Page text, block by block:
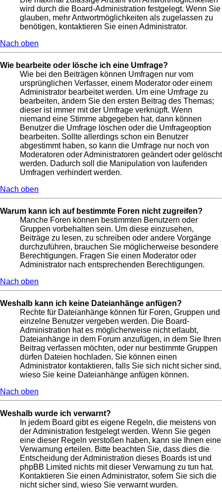
wird durch die Board-Administration festgelegt. Wenn Sie
glauben, mehr Antwortmöglichkeiten als zugelassen zu
benötigen, kontaktieren Sie einen Administrator.
Nach oben
Wie bearbeite oder lösche ich eine Umfrage?
Wie bei den Beiträgen können Umfragen nur vom
ursprünglichen Verfasser, einem Moderator oder einem
Administrator bearbeitet werden. Um eine Umfrage zu
bearbeiten, ändern Sie den ersten Beitrag des Themas;
dieser ist immer mit der Umfrage verknüpft. Wenn
niemand eine Stimme abgegeben hat, dann können
Benutzer die Umfrage löschen oder die Umfrageoption
bearbeiten. Sollte allerdings schon ein Benutzer
abgestimmt haben, so kann die Umfrage nur noch von
Moderatoren oder Administratoren geändert oder gelöscht
werden. Dadurch soll die Manipulation von laufenden
Umfragen verhindert werden.
Nach oben
Warum kann ich auf bestimmte Foren nicht zugreifen?
Manche Foren können bestimmten Benutzern oder
Gruppen vorbehalten sein. Um diese einzusehen,
Beiträge zu lesen, zu schreiben oder andere Vorgänge
durchzuführen, brauchen Sie möglicherweise besondere
Berechtigungen. Fragen Sie einen Moderator oder
Administrator nach entsprechenden Berechtigungen.
Nach oben
Weshalb kann ich keine Dateianhänge anfügen?
Rechte für Dateianhänge können für Foren, Gruppen und
einzelne Benutzer vergeben werden. Die Board-
Administration hat es möglicherweise nicht erlaubt,
Dateianhänge in dem Forum anzufügen, in dem Sie Ihren
Beitrag verfassen möchten, oder nur bestimmte Gruppen
dürfen Dateien hochladen. Sie können einen
Administrator kontaktieren, falls Sie sich nicht sicher sind,
wieso Sie keine Dateianhänge anfügen können.
Nach oben
Weshalb wurde ich verwarnt?
In jedem Board gibt es eigene Regeln, die meistens von
der Administration festgelegt werden. Wenn Sie gegen
eine dieser Regeln verstoßen haben, kann sie Ihnen eine
Verwarnung erteilen. Bitte beachten Sie, dass dies die
Entscheidung der Administration dieses Boards ist und
phpBB Limited nichts mit dieser Verwarnung zu tun hat.
Kontaktieren Sie einen Administrator, sofern Sie sich die
nicht sicher sind, wieso Sie verwarnt wurden.